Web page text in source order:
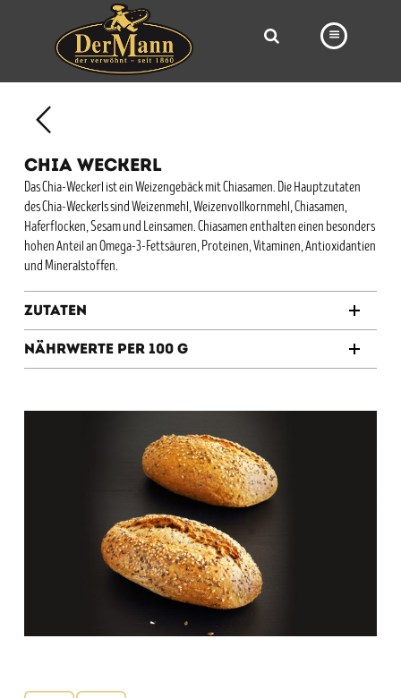
BROTWAY
VORBESTELLUNG
VIDEOS
CHIA WECKERL
Das Chia-Weckerl ist ein Weizengebäck mit Chiasamen. Die Hauptzutaten
des Chia-Weckerls sind Weizenmehl, Weizenvollkornmehl, Chiasamen,
Haferflocken, Sesam und Leinsamen. Chiasamen enthalten einen besonders
hohen Anteil an Omega-3-Fettsäuren, Proteinen, Vitaminen, Antioxidantien
und Mineralstoffen.
Zutaten
Nährwerte per 100 g